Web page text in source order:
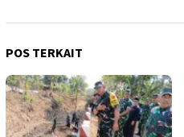
POS TERKAIT